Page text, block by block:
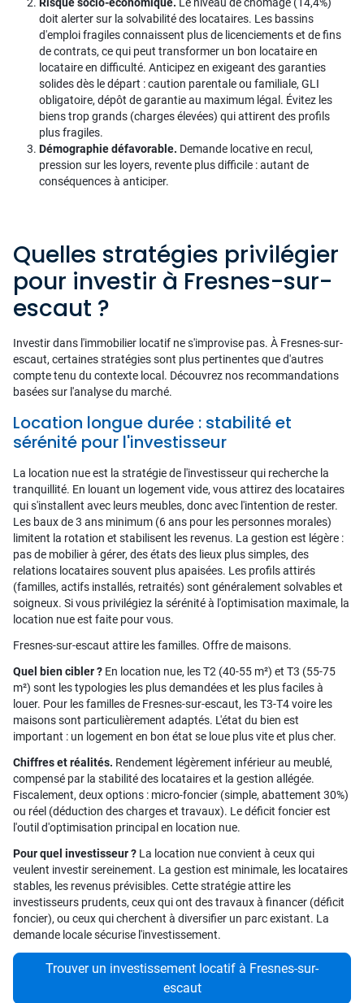
doit alerter sur la solvabilité des locataires. Les bassins
d'emploi fragiles connaissent plus de licenciements et de fins
de contrats, ce qui peut transformer un bon locataire en
locataire en difficulté. Anticipez en exigeant des garanties
solides dès le départ : caution parentale ou familiale, GLI
obligatoire, dépôt de garantie au maximum légal. Évitez les
biens trop grands (charges élevées) qui attirent des profils
plus fragiles.
Démographie défavorable. Demande locative en recul,
pression sur les loyers, revente plus difficile : autant de
conséquences à anticiper.
Quelles stratégies privilégier
pour investir à Fresnes-sur-
escaut ?
Investir dans l'immobilier locatif ne s'improvise pas. À Fresnes-sur-
escaut, certaines stratégies sont plus pertinentes que d'autres
compte tenu du contexte local. Découvrez nos recommandations
basées sur l'analyse du marché.
Location longue durée : stabilité et
sérénité pour l'investisseur
La location nue est la stratégie de l'investisseur qui recherche la
tranquillité. En louant un logement vide, vous attirez des locataires
qui s'installent avec leurs meubles, donc avec l'intention de rester.
Les baux de 3 ans minimum (6 ans pour les personnes morales)
limitent la rotation et stabilisent les revenus. La gestion est légère :
pas de mobilier à gérer, des états des lieux plus simples, des
relations locataires souvent plus apaisées. Les profils attirés
(familles, actifs installés, retraités) sont généralement solvables et
soigneux. Si vous privilégiez la sérénité à l'optimisation maximale, la
location nue est faite pour vous.
Fresnes-sur-escaut attire les familles. Offre de maisons.
Quel bien cibler ? En location nue, les T2 (40-55 m²) et T3 (55-75
m²) sont les typologies les plus demandées et les plus faciles à
louer. Pour les familles de Fresnes-sur-escaut, les T3-T4 voire les
maisons sont particulièrement adaptés. L'état du bien est
important : un logement en bon état se loue plus vite et plus cher.
Chiffres et réalités. Rendement légèrement inférieur au meublé,
compensé par la stabilité des locataires et la gestion allégée.
Fiscalement, deux options : micro-foncier (simple, abattement 30%)
ou réel (déduction des charges et travaux). Le déficit foncier est
l'outil d'optimisation principal en location nue.
Pour quel investisseur ? La location nue convient à ceux qui
veulent investir sereinement. La gestion est minimale, les locataires
stables, les revenus prévisibles. Cette stratégie attire les
investisseurs prudents, ceux qui ont des travaux à financer (déficit
foncier), ou ceux qui cherchent à diversifier un parc existant. La
demande locale sécurise l'investissement.
Trouver un investissement locatif à Fresnes-sur-
escaut